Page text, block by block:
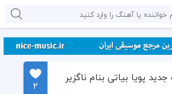
پویا بیاتی بنام ناگزیر
2